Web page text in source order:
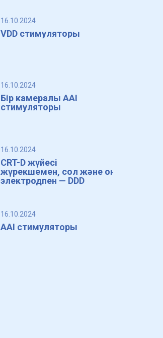
16.10.2024
VDD стимуляторы
16.10.2024
Бір камералы AAI
стимуляторы
16.10.2024
CRT-D жүйесі
жүрекшемен, сол және оң
электродпен — DDD
16.10.2024
AAI стимуляторы